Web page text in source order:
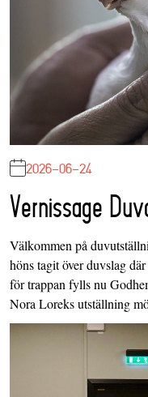
2026-06-24
Vernissage
Välkommen på
höns tagit över duvslag
för trappan fylls nu
Nora Loreks utställning